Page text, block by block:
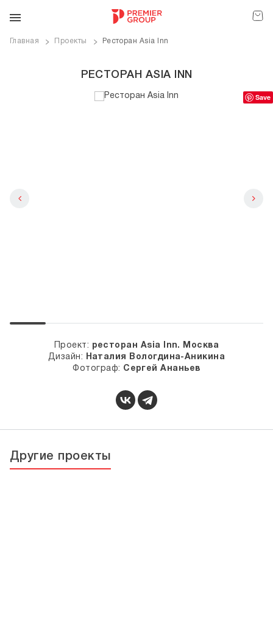
Главная Проекты Ресторан Asia Inn
РЕСТОРАН ASIA INN
Save
Проект: ресторан Asia Inn. Москва
Дизайн:
Наталия Вологдина-Аникина
Фотограф: Сергей Ананьев
Другие проекты